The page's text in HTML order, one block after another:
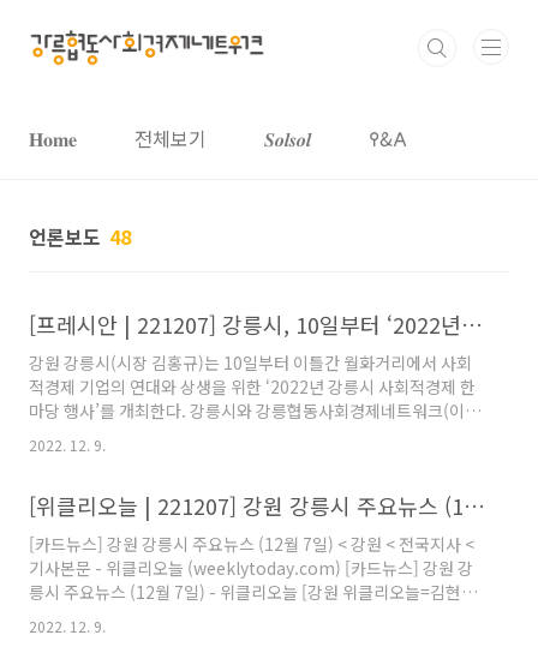
𝐇𝐨𝐦𝐞 전체보기 𝑺𝒐𝒍𝒔𝒐𝒍 𐌒&𐌀
언론보도 48
[프레시안 | 221207] 강릉시, 10일부터 ‘2022년 사회적경제 한마당’ 행사 개최
강원 강릉시(시장 김홍규)는 10일부터 이틀간 월화거리에서 사회
적경제 기업의 연대와 상생을 위한 ‘2022년 강릉시 사회적경제 한
마당 행사’를 개최한다. 강릉시와 강릉협동사회경제네트워크(이사
장 배재국)가 주관하는 이번 행사는 강릉시 사회적경제지원센터 및
사회적경제 10개 기업이 참여하여 다양한 제품과 서비스를 체험할
회적경제 한마당’ 행사 개최 (pressian.com) 강릉시, 10일부터
‘2022년 사회적경제 한마당’ 행사 개최 강원 강릉시(시장 김홍규)
는 10일부터 이틀간 월화거리에서 사회적경제 기업의 연대와 상생
을 위한 ‘2022년 강릉시 사회적경제 한마당 행사’를 개최한다. 강릉
시와 강릉협동사회... www.pressian..
2022. 12. 9.
[위클리오늘 | 221207] 강원 강릉시 주요뉴스 (12월 7일)
[카드뉴스] 강원 강릉시 주요뉴스 (12월 7일) < 강원 < 전국지사 <
기사본문 - 위클리오늘 (weeklytoday.com) [카드뉴스] 강원 강
릉시 주요뉴스 (12월 7일) - 위클리오늘 [강원 위클리오늘=김현주
기자] ㈜위클리오늘신문사는 강릉시의 주요뉴스를 이미지와 텍스
트로 재구성해 가독성과 전파력을 높이고자 한다.이는 독자들이 관
2022. 12. 9.